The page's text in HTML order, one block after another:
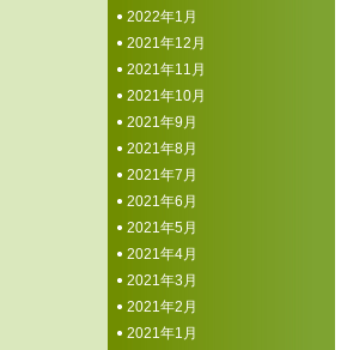
2022年1月
2021年12月
2021年11月
2021年10月
2021年9月
2021年8月
2021年7月
2021年6月
2021年5月
2021年4月
2021年3月
2021年2月
2021年1月